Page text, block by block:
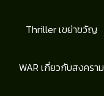
Thriller เขย่าขวัญ
WAR เกี่ยวกับสงคราม